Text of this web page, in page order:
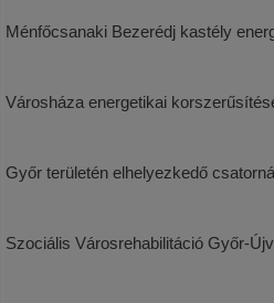
Ménfőcsanaki Bezerédj kastély
Városháza energetikai
Győr területén elhelyezkedő
Szociális Városrehabilitáció Győr-